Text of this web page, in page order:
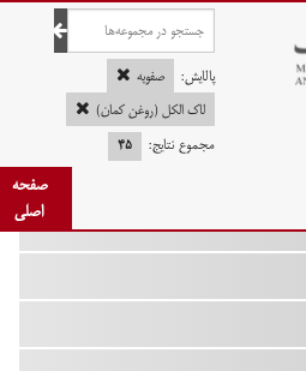
صفحه اصلی
پالایش:
صفویه
لاک الکل (روغن کمان)
مجموع نتایج:
۴۵
صفحه
اصلی